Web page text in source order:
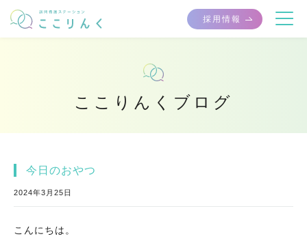
採用情報
ここりんくブログ
今日のおやつ
2024年3月25日
こんにちは。